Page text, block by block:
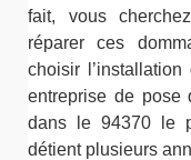
fait, vous
réparer ces
choisir
entreprise de pose
dans le 94370 le
détient plusieurs